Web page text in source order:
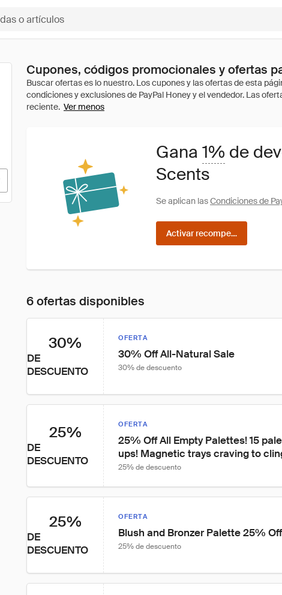
Cupones, códigos promocionales y ofertas
Ver menos
Gana 1% de
Scents
Se aplican lasCondiciones de
Activar recompensas
6 ofertas disponibles
30%
DE
DESCUENTO
OFERTA
30% Off All-Natural Sale
30% de descuento
25%
DE
DESCUENTO
OFERTA
25% Off All Empty Palettes! 15
ups! Magnetic trays craving to
25% de descuento
25%
DE
DESCUENTO
OFERTA
Blush and Bronzer Palette 25% Off
25% de descuento